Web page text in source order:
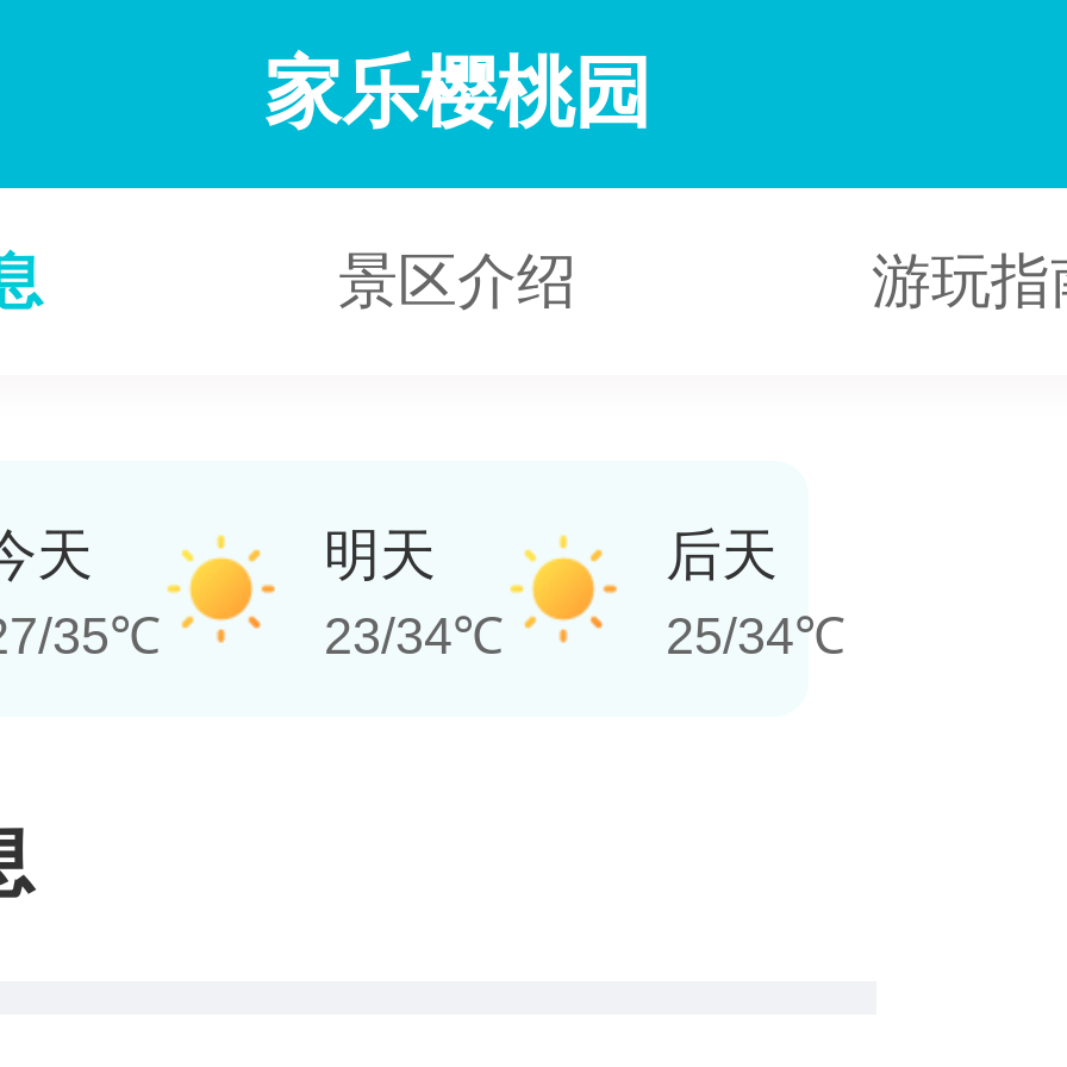
家乐樱桃园
景区介绍 游玩指
天
35℃
明天
23/34℃
后天
25/34℃